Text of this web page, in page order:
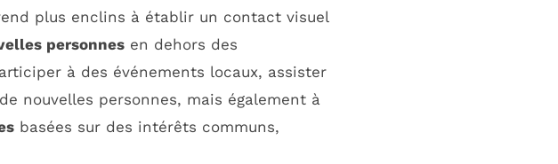
plus enclins à établir un contact visuel
personnes en dehors des
à des événements locaux, assister
nouvelles personnes, mais également à
basées sur des intérêts communs,